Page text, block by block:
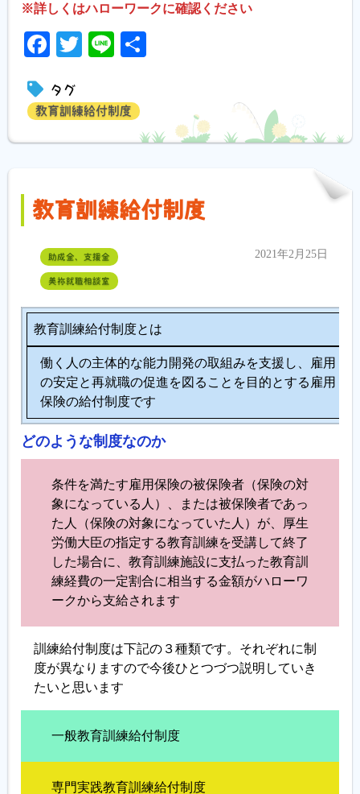
※詳しくはハローワークに確認ください
Facebook
Twitter
Line
タグ
教育訓練給付制度
教育訓練給付制度
助成金、支援金
美祢就職相談室
2021年2月25日
教育訓練給付制度とは
働く人の主体的な能力開発の取組みを支援し、雇用
の安定と再就職の促進を図ることを目的とする雇用
保険の給付制度です
どのような制度なのか
条件を満たす雇用保険の被保険者（保険の対
象になっている人）、または被保険者であっ
た人（保険の対象になっていた人）が、厚生
労働大臣の指定する教育訓練を受講して終了
した場合に、教育訓練施設に支払った教育訓
練経費の一定割合に相当する金額がハローワ
ークから支給されます
訓練給付制度は下記の３種類です。それぞれに制
度が異なりますので今後ひとつづつ説明していき
たいと思います
一般教育訓練給付制度
専門実践教育訓練給付制度